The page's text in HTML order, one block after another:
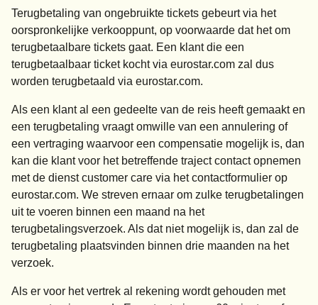
Terugbetaling van ongebruikte tickets gebeurt via het
oorspronkelijke verkooppunt, op voorwaarde dat het om
terugbetaalbare tickets gaat. Een klant die een
terugbetaalbaar ticket kocht via eurostar.com zal dus
worden terugbetaald via eurostar.com.
Als een klant al een gedeelte van de reis heeft gemaakt en
een terugbetaling vraagt omwille van een annulering of
een vertraging waarvoor een compensatie mogelijk is, dan
kan die klant voor het betreffende traject contact opnemen
met de dienst customer care via het contactformulier op
eurostar.com. We streven ernaar om zulke terugbetalingen
uit te voeren binnen een maand na het
terugbetalingsverzoek. Als dat niet mogelijk is, dan zal de
terugbetaling plaatsvinden binnen drie maanden na het
verzoek.
Als er voor het vertrek al rekening wordt gehouden met